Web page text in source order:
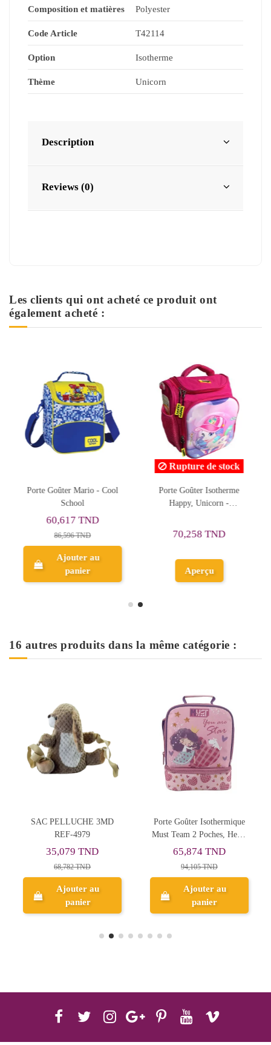
Composition et matières Polyester
Code Article T42114
Option Isotherme
Thème Unicorn
Description
Reviews (0)
Les clients qui ont acheté ce produit ont
également acheté :
Porte Goûter Mario - Cool
School
60,617 TND
86,596 TND
Ajouter au
panier
Rupture de stock
Porte Goûter Isotherme
Happy, Unicorn -
70,258 TND
Aperçu
16 autres produits dans la même catégorie :
SAC PELLUCHE 3MD
REF-4979
35,079 TND
68,782 TND
Ajouter au
panier
Porte Goûter Isothermique
Must Team 2 Poches, Heart
- Réf.587652
65,874 TND
94,105 TND
Ajouter au
panier